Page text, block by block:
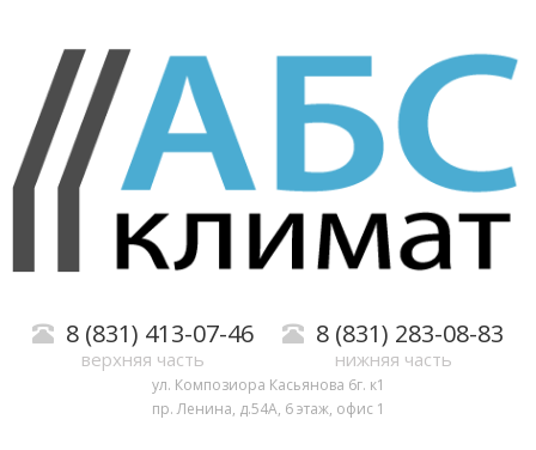
8 (831) 413-07-46
верхняя часть
8 (831) 283-08-83
нижняя часть
ул. Композиора Касьянова 6г. к1
пр. Ленина, д.54А, 6 этаж, офис 1